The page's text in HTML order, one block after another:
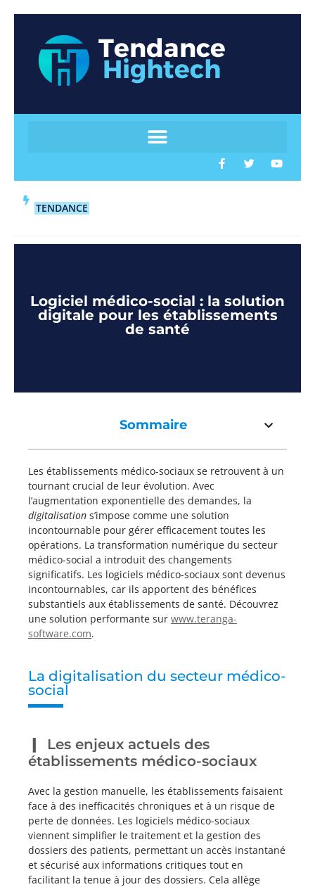
TENDANCE
Logiciel médico-social : la solution
digitale pour les établissements
de santé
Sommaire
Les établissements médico-sociaux se retrouvent à un
tournant crucial de leur évolution. Avec
l’augmentation exponentielle des demandes, la
digitalisation s’impose comme une solution
incontournable pour gérer efficacement toutes les
opérations. La transformation numérique du secteur
médico-social a introduit des changements
significatifs. Les logiciels médico-sociaux sont devenus
incontournables, car ils apportent des bénéfices
substantiels aux établissements de santé. Découvrez
une solution performante sur www.teranga-
software.com.
La digitalisation du secteur médico-
social
Les enjeux actuels des
établissements médico-sociaux
Avec la gestion manuelle, les établissements faisaient
face à des inefficacités chroniques et à un risque de
perte de données. Les logiciels médico-sociaux
viennent simplifier le traitement et la gestion des
dossiers des patients, permettant un accès instantané
et sécurisé aux informations critiques tout en
facilitant la tenue à jour des dossiers. Cela allège